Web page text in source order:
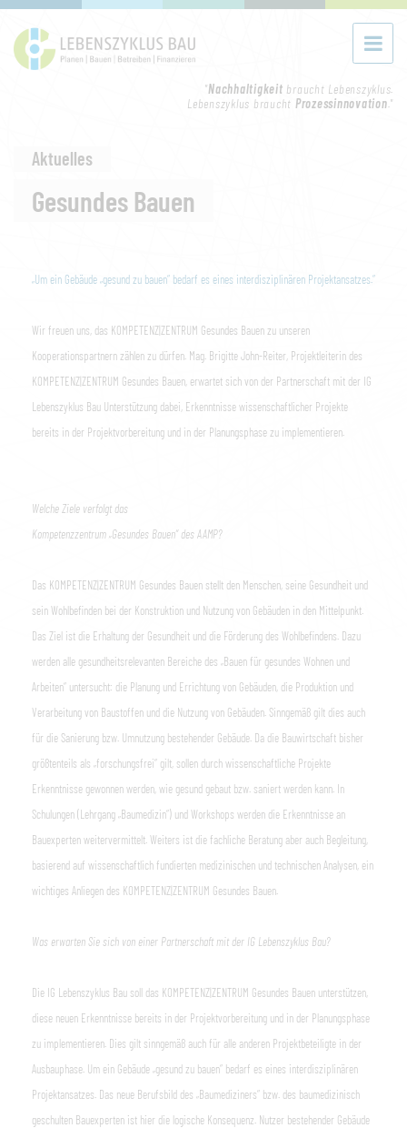
"Nachhaltigkeit braucht Lebenszyklus.
Lebenszyklus braucht Prozessinnovation."
Aktuelles
Gesundes Bauen
„Um ein Gebäude „gesund zu bauen“ bedarf es eines interdisziplinären Projektansatzes.“
Wir freuen uns, das KOMPETENZ|ZENTRUM Gesundes Bauen zu unseren
Kooperationspartnern zählen zu dürfen. Mag. Brigitte John-Reiter, Projektleiterin des
KOMPETENZ|ZENTRUM Gesundes Bauen, erwartet sich von der Partnerschaft mit der IG
Lebenszyklus Bau Unterstützung dabei, Erkenntnisse wissenschaftlicher Projekte
bereits in der Projektvorbereitung und in der Planungsphase zu implementieren.
Welche Ziele verfolgt das
Kompetenzzentrum „Gesundes Bauen“ des AAMP?
Das KOMPETENZ|ZENTRUM Gesundes Bauen stellt den Menschen, seine Gesundheit und
sein Wohlbefinden bei der Konstruktion und Nutzung von Gebäuden in den Mittelpunkt.
Das Ziel ist die Erhaltung der Gesundheit und die Förderung des Wohlbefindens. Dazu
werden alle gesundheitsrelevanten Bereiche des „Bauen für gesundes Wohnen und
Arbeiten“ untersucht: die Planung und Errichtung von Gebäuden, die Produktion und
Verarbeitung von Baustoffen und die Nutzung von Gebäuden. Sinngemäß gilt dies auch
für die Sanierung bzw. Umnutzung bestehender Gebäude. Da die Bauwirtschaft bisher
größtenteils als „forschungsfrei“ gilt, sollen durch wissenschaftliche Projekte
Erkenntnisse gewonnen werden, wie gesund gebaut bzw. saniert werden kann. In
Schulungen (Lehrgang „Baumedizin“) und Workshops werden die Erkenntnisse an
Bauexperten weitervermittelt. Weiters ist die fachliche Beratung aber auch Begleitung,
basierend auf wissenschaftlich fundierten medizinischen und technischen Analysen, ein
wichtiges Anliegen des KOMPETENZ|ZENTRUM Gesundes Bauen.
Was erwarten Sie sich von einer Partnerschaft mit der IG Lebenszyklus Bau?
Die IG Lebenszyklus Bau soll das KOMPETENZ|ZENTRUM Gesundes Bauen unterstützen,
diese neuen Erkenntnisse bereits in der Projektvorbereitung und in der Planungsphase
zu implementieren. Dies gilt sinngemäß auch für alle anderen Projektbeteiligte in der
Ausbauphase. Um ein Gebäude „gesund zu bauen“ bedarf es eines interdisziplinären
Projektansatzes. Das neue Berufsbild des „Baumediziners“ bzw. des baumedizinisch
geschulten Bauexperten ist hier die logische Konsequenz. Nutzer bestehender Gebäude